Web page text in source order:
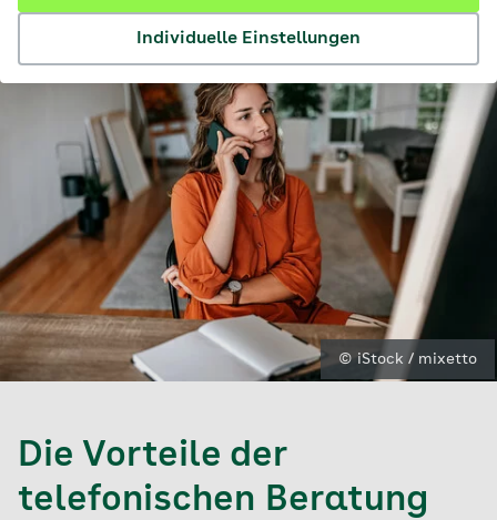
Individuelle Einstellungen
© iStock / mixetto
Die Vorteile der
telefonischen Beratung